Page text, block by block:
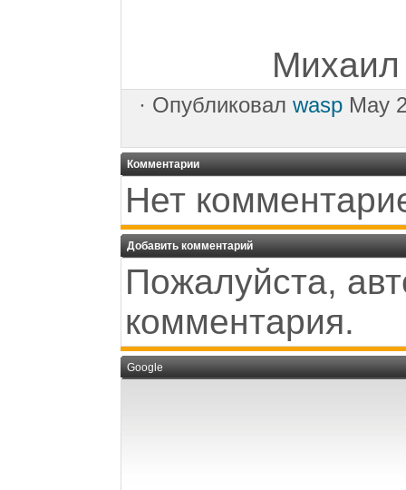
Михаил
· Опубликовал wasp May
Комментарии
Нет
Добавить комментарий
Пожалуйста,
комментария.
Google